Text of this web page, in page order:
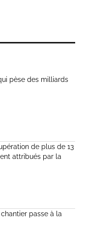
pèse des milliards
de plus de 13
attribués par la
passe à la